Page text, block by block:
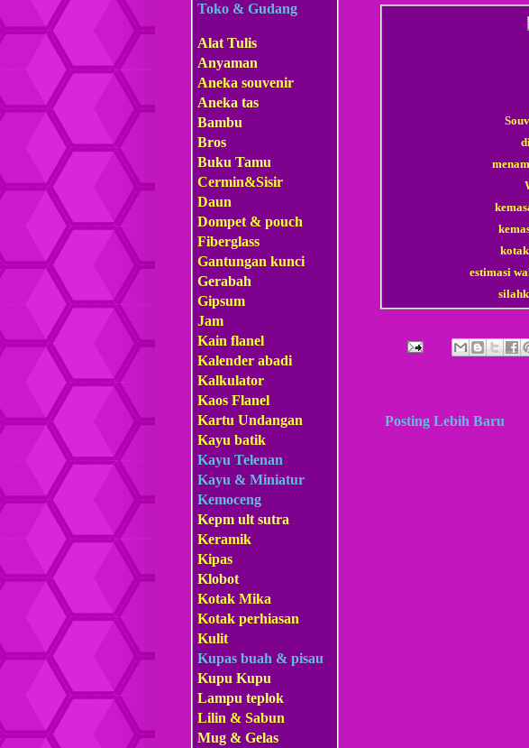
estimasi
Posting Lebih Baru
Toko & Gudang
Alat Tulis
Anyaman
Aneka souvenir
Aneka tas
Bambu
Bros
Buku Tamu
Cermin&Sisir
Daun
Dompet & pouch
Fiberglass
Gantungan kunci
Gerabah
Gipsum
Jam
Kain flanel
Kalender abadi
Kalkulator
Kaos Flanel
Kartu Undangan
Kayu batik
Kayu Telenan
Kayu & Miniatur
Kemoceng
Kepm ult sutra
Keramik
Kipas
Klobot
Kotak Mika
Kotak perhiasan
Kulit
Kupas buah & pisau
Kupu Kupu
Lampu teplok
Lilin & Sabun
Mug & Gelas